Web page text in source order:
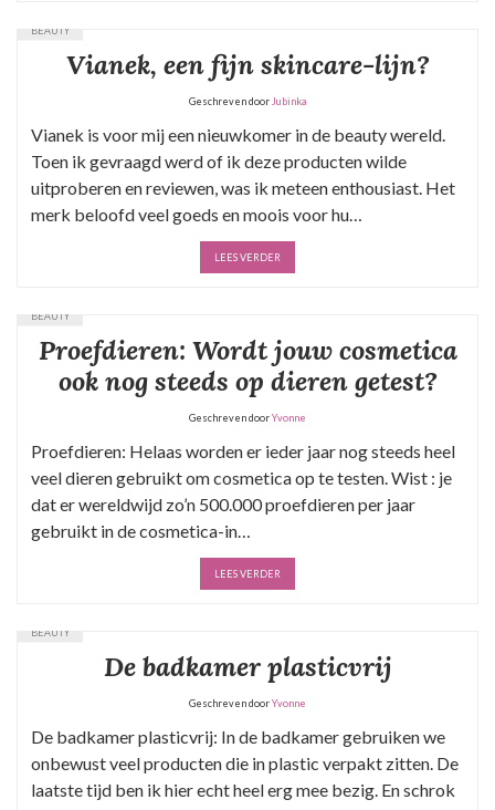
BEAUTY
Vianek, een fijn skincare-lijn?
Geschreven door Jubinka
Vianek is voor mij een nieuwkomer in de beauty wereld.
Toen ik gevraagd werd of ik deze producten wilde
uitproberen en reviewen, was ik meteen enthousiast. Het
merk beloofd veel goeds en moois voor hu…
LEES VERDER
BEAUTY
Proefdieren: Wordt jouw cosmetica
ook nog steeds op dieren getest?
Geschreven doorYvonne
Proefdieren: Helaas worden er ieder jaar nog steeds heel
veel dieren gebruikt om cosmetica op te testen. Wist : je
dat er wereldwijd zo’n 500.000 proefdieren per jaar
gebruikt in de cosmetica-in…
LEES VERDER
BEAUTY
De badkamer plasticvrij
Geschreven doorYvonne
De badkamer plasticvrij: In de badkamer gebruiken we
onbewust veel producten die in plastic verpakt zitten. De
laatste tijd ben ik hier echt heel erg mee bezig. En schrok